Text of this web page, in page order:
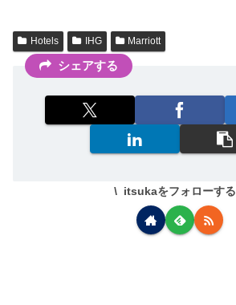
Hotels IHG Marriott
シェアする
itsukaをフォローする